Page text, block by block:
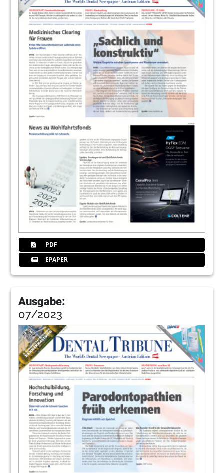
PDF
EPAPER
Ausgabe:
07/2023